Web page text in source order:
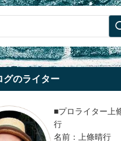
グのライター
■プロライター上
行
名前：上條晴行